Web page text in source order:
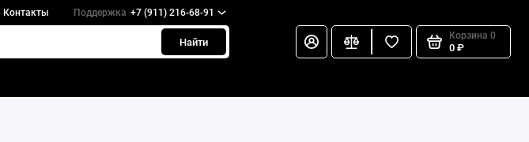
Контакты Поддержка +7 (911) 216-68-91
Найти
Корзина 0
0 ₽